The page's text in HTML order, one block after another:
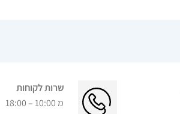
שרות לקוחות
מ 10:00 – 18:00